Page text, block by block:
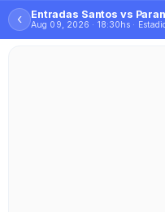
‹ Entradas Santos vs
Aug 09, 2026 · 18:30hs ·